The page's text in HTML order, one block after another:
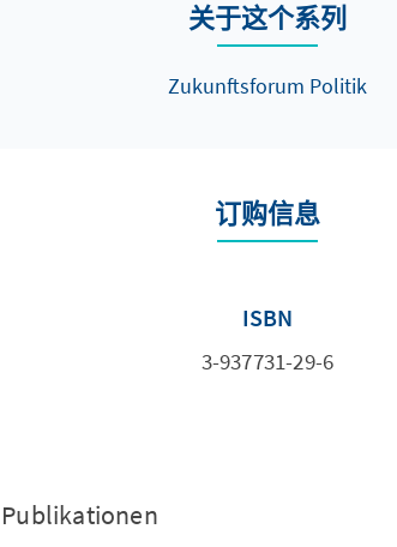
关于这个系列
Zukunftsforum Politik
订购信息
ISBN
3-937731-29-6
Publikationen